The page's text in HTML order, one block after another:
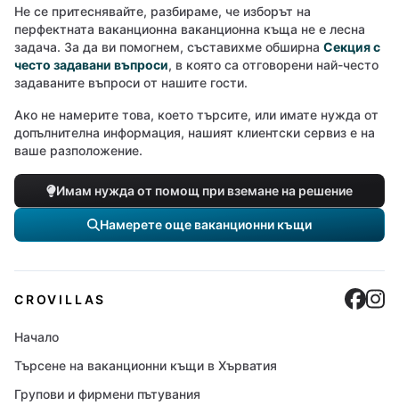
Не се притеснявайте, разбираме, че изборът на
перфектната ваканционна ваканционна къща не е лесна
задача. За да ви помогнем, съставихме обширна Секция с
често задавани въпроси, в която са отговорени най-често
задаваните въпроси от нашите гости.
Ако не намерите това, което търсите, или имате нужда от
допълнителна информация, нашият клиентски сервиз е на
ваше разположение.
Имам нужда от помощ при вземане на решение
Намерете още ваканционни къщи
CROVILLAS
Начало
Търсене на ваканционни къщи в Хърватия
Групови и фирмени пътувания